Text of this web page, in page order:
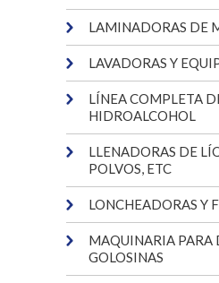
LAMINADORAS DE
LAVADORAS Y
LÍNEA COMPLETA
HIDROALCOHOL
LLENADORAS DE
POLVOS, ETC
LONCHEADORAS Y
MAQUINARIA PARA
GOLOSINAS